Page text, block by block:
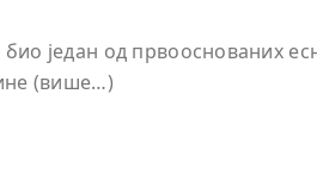
један од првооснованих
(више…)